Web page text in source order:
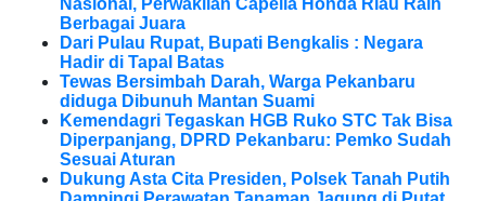
Nasional, Perwakilan Capella Honda Riau Raih
Berbagai Juara
Dari Pulau Rupat, Bupati Bengkalis : Negara
Hadir di Tapal Batas
Tewas Bersimbah Darah, Warga Pekanbaru
diduga Dibunuh Mantan Suami
Kemendagri Tegaskan HGB Ruko STC Tak Bisa
Diperpanjang, DPRD Pekanbaru: Pemko Sudah
Sesuai Aturan
Dukung Asta Cita Presiden, Polsek Tanah Putih